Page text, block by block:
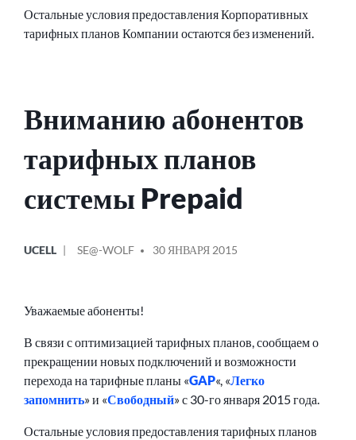
Остальные условия предоставления Корпоративных
тарифных планов Компании остаются без изменений.
Вниманию абонентов
тарифных планов
системы Prepaid
В
UCELL
ОТ
SE@-WOLF 30 ЯНВАРЯ 2015
Уважаемые абоненты!
В связи с оптимизацией тарифных планов, сообщаем о
прекращении новых подключений и возможности
перехода на тарифные планы «GAP«, «Легко
запомнить» и «Свободный» с 30-го января 2015 года.
Остальные условия предоставления тарифных планов